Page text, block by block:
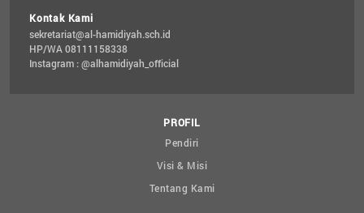
Kontak Kami
sekretariat@al-hamidiyah.sch.id
HP/WA 08111158338
Instagram : @alhamidiyah_official
PROFIL
Pendiri
Visi & Misi
Tentang Kami